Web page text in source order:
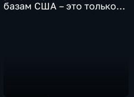
базам США – это только